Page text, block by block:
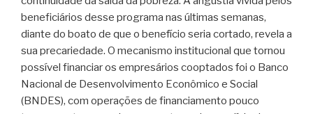
beneficiários desse programa nas últimas semanas,
diante do boato de que o benefício seria cortado, revela a
sua precariedade. O mecanismo institucional que tornou
possível financiar os empresários cooptados foi o Banco
Nacional de Desenvolvimento Econômico e Social
(BNDES), com operações de financiamento pouco